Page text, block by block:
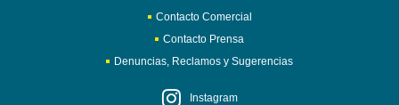
Contacto Comercial
Contacto Prensa
Denuncias, Reclamos y Sugerencias
Instagram